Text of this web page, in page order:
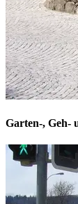
Garten-, Geh-